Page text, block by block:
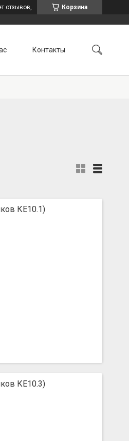
Корзина
отзывов,
Контакты
КЕ10.1)
КЕ10.3)